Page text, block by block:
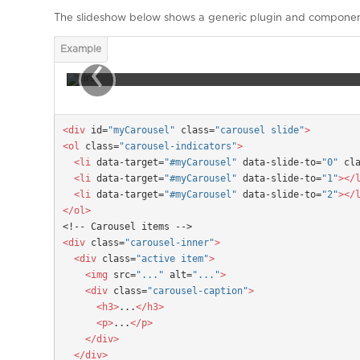
The slideshow below shows a generic plugin and
First slide label
Praesent commodo cursus magna, vel scelerisque nisl
‹
<div id="myCarousel" class="carousel slide">
<ol class="carousel-indicators">
  <li
data-target="#myCarousel" data-slide-to="0"
  <li
data-target="#myCarousel" data-slide-to="1"></
  <li
data-target="#myCarousel" data-slide-to="2"></
</ol>
<!-- Carousel items -->
<div class="carousel-inner">
  <div
class="active item">
  <img
src="..." alt="...">
  <div
class="carousel-caption">
  <h3>
...</h3>
  <p>
...</p>
</div>
</div>